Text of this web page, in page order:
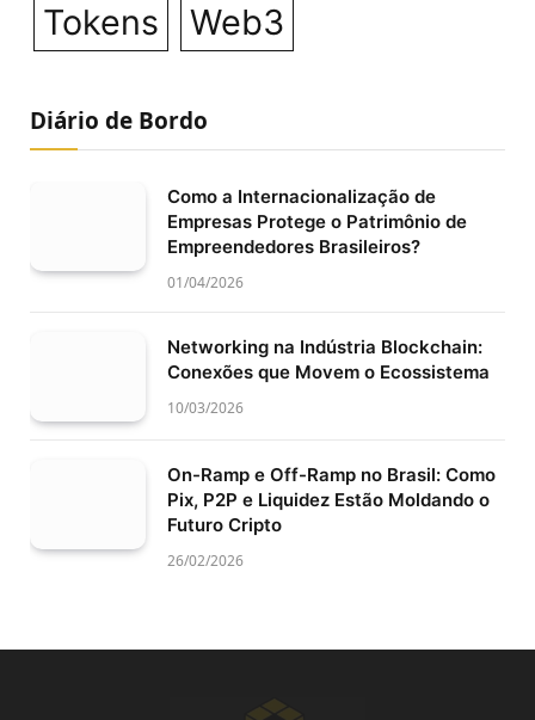
Tokens Web3
Diário de Bordo
Como a Internacionalização de
Empresas Protege o Patrimônio de
Empreendedores Brasileiros?
01/04/2026
Networking na Indústria Blockchain:
Conexões que Movem o Ecossistema
10/03/2026
On-Ramp e Off-Ramp no Brasil: Como
Pix, P2P e Liquidez Estão Moldando o
Futuro Cripto
26/02/2026